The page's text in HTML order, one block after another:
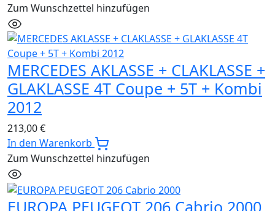
Zum Wunschzettel hinzufügen
MERCEDES AKLASSE + CLAKLASSE +
GLAKLASSE 4T Coupe + 5T + Kombi
2012
213,00€
In den Warenkorb
Zum Wunschzettel hinzufügen
EUROPA PEUGEOT 206 Cabrio 2000